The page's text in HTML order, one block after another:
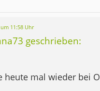
11:58 Uhr
geschrieben:
heute mal wieder bei O